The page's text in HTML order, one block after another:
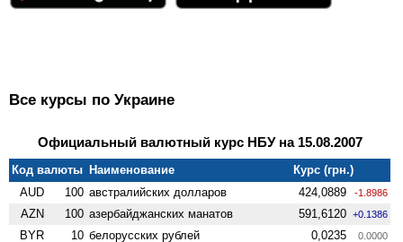
Все курсы по Украине
Официальный валютный курс НБУ на 15.08.2007
Код валюты Наименование
Курс (грн.)
AUD
100 австралийских долларов 424,0889 -1.8986
AZN 100 азербайджанских манатов 591,6120 +0.1386
BYR 10 белорусских рублей 0,0235 0.0000